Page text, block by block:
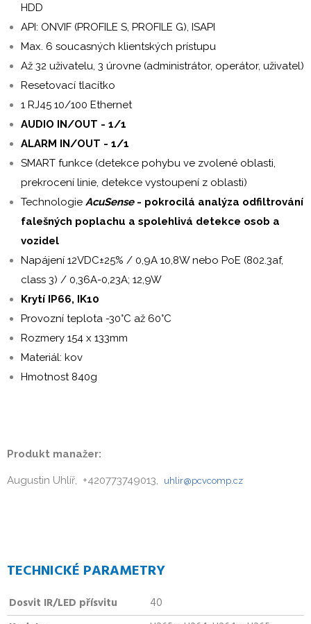
HDD
API: ONVIF (PROFILE S, PROFILE G), ISAPI
Max. 6 soucasných klientských prístupu
Až 32 uživatelu, 3 úrovne (administrátor, operátor, uživatel)
Resetovací tlacítko
1 RJ45 10/100 Ethernet
AUDIO IN/OUT - 1/1
ALARM IN/OUT - 1/1
SMART funkce (detekce pohybu ve zvolené oblasti,
prekrocení linie, detekce vystoupení z oblasti)
Technologie AcuSense- pokrocilá analýza odfiltrování
falešných poplachu a spolehlivá detekce osob a
vozidel
Napájení 12VDC±25% / 0,9A 10,8W nebo PoE (802.3af,
class 3) / 0,36A-0,23A; 12,9W
Krytí IP66, IK10
Provozní teplota -30°C až 60°C
Rozmery 154 x 133mm
Materiál: kov
Hmotnost 840g
Produkt manažer:
Augustin Uhlíř, +420773749013, uhlir@pcvcomp.cz
TECHNICKÉ PARAMETRY
Dosvit IR/LED přísvitu
40